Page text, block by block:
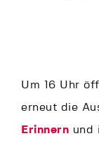
Um 16 Uhr
erneut die
Erinnern und